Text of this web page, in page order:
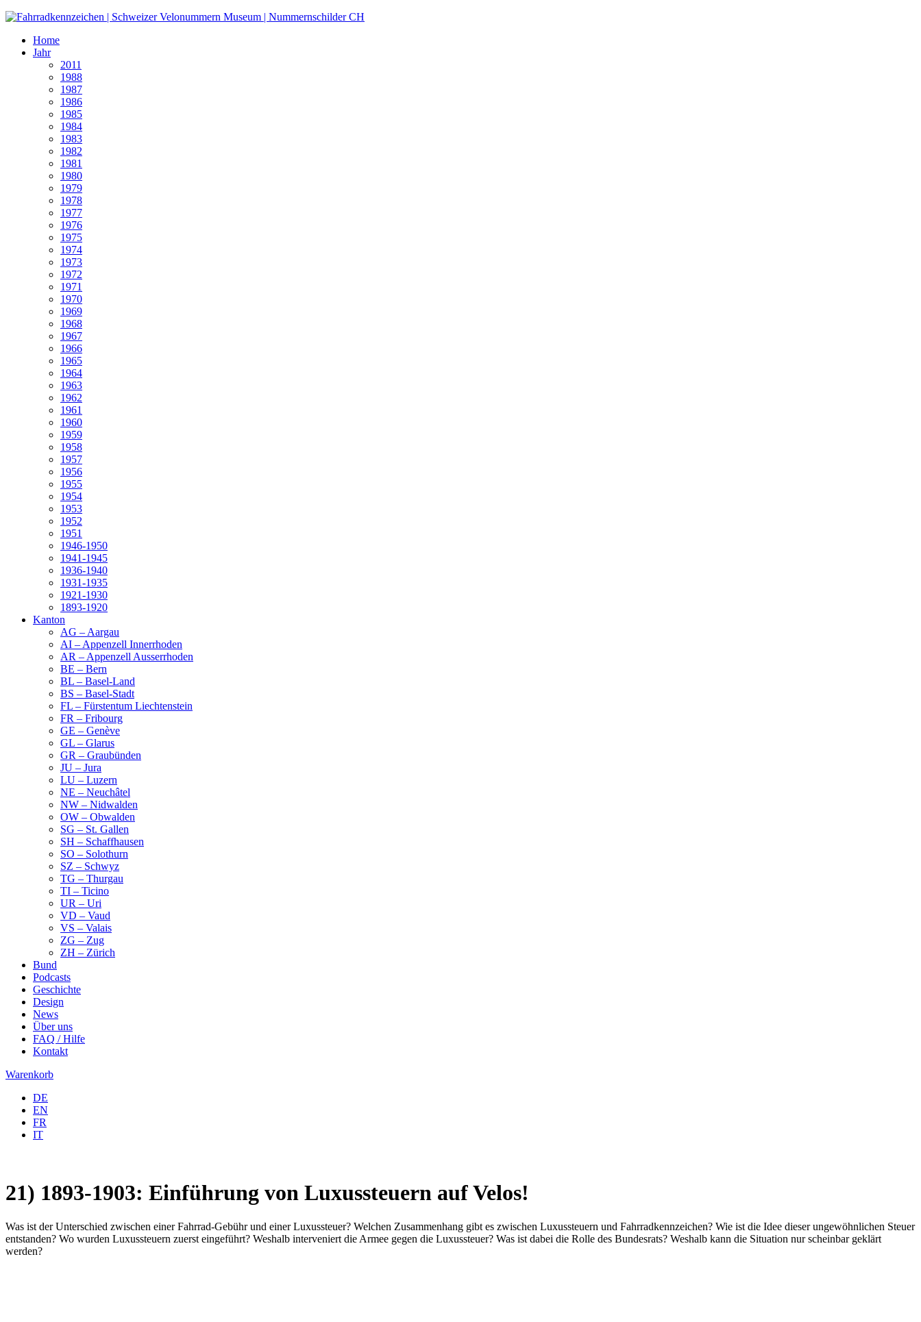
Home
Jahr
2011
1988
1987
1986
1985
1984
1983
1982
1981
1980
1979
1978
1977
1976
1975
1974
1973
1972
1971
1970
1969
1968
1967
1966
1965
1964
1963
1962
1961
1960
1959
1958
1957
1956
1955
1954
1953
1952
1951
1946-1950
1941-1945
1936-1940
1931-1935
1921-1930
1893-1920
Kanton
AG – Aargau
AI – Appenzell Innerrhoden
AR – Appenzell Ausserrhoden
BE – Bern
BL – Basel-Land
BS – Basel-Stadt
FL – Fürstentum Liechtenstein
FR – Fribourg
GE – Genève
GL – Glarus
GR – Graubünden
JU – Jura
LU – Luzern
NE – Neuchâtel
NW – Nidwalden
OW – Obwalden
SG – St. Gallen
SH – Schaffhausen
SO – Solothurn
SZ – Schwyz
TG – Thurgau
TI – Ticino
UR – Uri
VD – Vaud
VS – Valais
ZG – Zug
ZH – Zürich
Bund
Podcasts
Geschichte
Design
News
Über uns
FAQ / Hilfe
Kontakt
Warenkorb
DE
EN
FR
IT
21) 1893-1903: Einführung von Luxussteuern auf Velos!
Was ist der Unterschied zwischen einer Fahrrad-Gebühr und einer Luxussteuer? Welchen Zusammenhang gibt es zwischen Luxussteuern und Fahrradkennzeichen? Wie ist die Idee dieser ungewöhnlichen Steuer
entstanden? Wo wurden Luxussteuern zuerst eingeführt? Weshalb interveniert die Armee gegen die Luxussteuer? Was ist dabei die Rolle des Bundesrats? Weshalb kann die Situation nur scheinbar geklärt
werden?